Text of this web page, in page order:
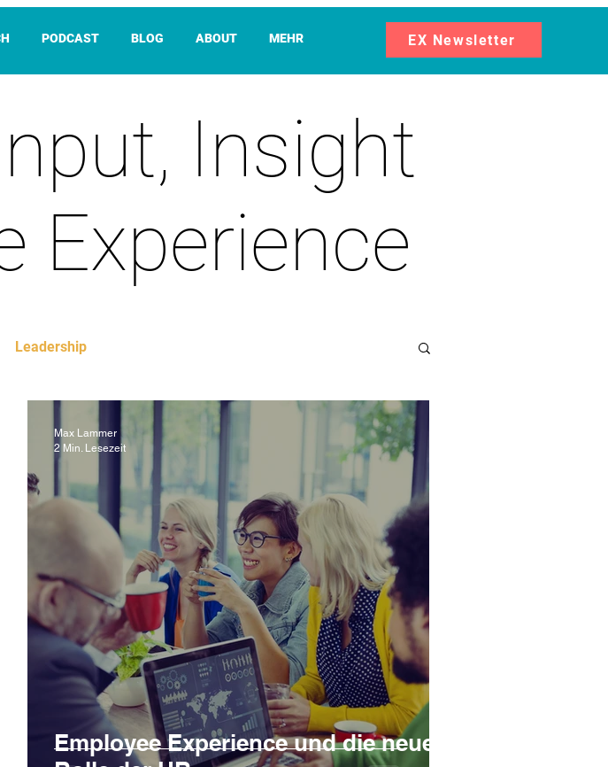
PODCAST BLOG ABOUT MEHR EX Newsletter
Insight
Experience
Leadership
Employee Experience und die neue
Max Lammer
2 Min. Lesezeit